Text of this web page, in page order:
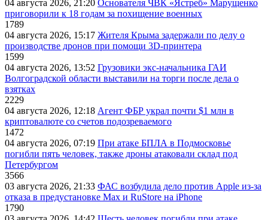
04 августа 2026, 21:20 Основателя ЧВК «Ястреб» Марущенко
приговорили к 18 годам за похищение военных
1789
04 августа 2026, 15:17 Жителя Крыма задержали по делу о
производстве дронов при помощи 3D‑принтера
1599
04 августа 2026, 13:52 Грузовики экс-начальника ГАИ
Волгоградской области выставили на торги после дела о
взятках
2229
04 августа 2026, 12:18 Агент ФБР украл почти $1 млн в
криптовалюте со счетов подозреваемого
1472
04 августа 2026, 07:19 При атаке БПЛА в Подмосковье
погибли пять человек, также дроны атаковали склад под
Петербургом
3566
03 августа 2026, 21:33 ФАС возбудила дело против Apple из-за
отказа в предустановке Max и RuStore на iPhone
1790